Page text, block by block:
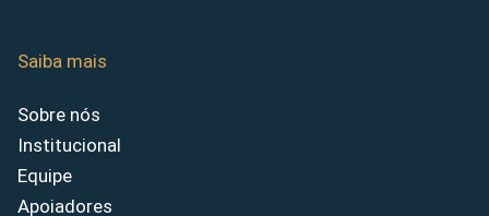
Saiba mais
Sobre nós
Institucional
Equipe
Apoiadores